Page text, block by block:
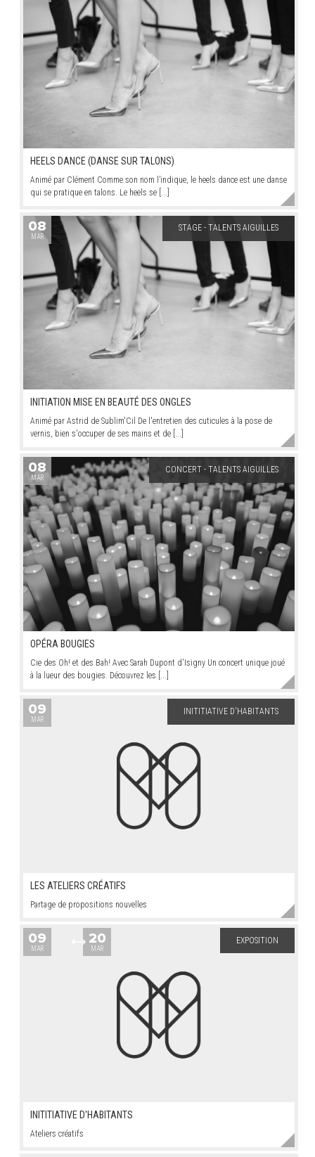
HEELS DANCE (DANSE SUR TALONS)
Animé par Clément Comme son nom l’indique, le heels dance est une danse
qui se pratique en talons. Le heels se [...]
INITIATION MISE EN BEAUTÉ DES ONGLES
Animé par Astrid de Sublim'Cil De l'entretien des cuticules à la pose de
vernis, bien s'occuper de ses mains et de [...]
08
MAR
STAGE - TALENTS AIGUILLES
OPÉRA BOUGIES
Cie des Oh! et des Bah! Avec Sarah Dupont d'Isigny Un concert unique joué
à la lueur des bougies. Découvrez les [...]
08
MAR
CONCERT - TALENTS AIGUILLES
LES ATELIERS CRÉATIFS
Partage de propositions nouvelles
09
MAR
INITITIATIVE D'HABITANTS
INITITIATIVE D'HABITANTS
Ateliers créatifs
09
MAR
20
MAR
EXPOSITION